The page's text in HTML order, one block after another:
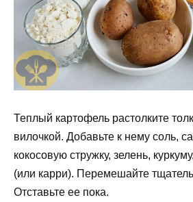
Теплый картофель растолките
вилочкой. Добавьте к нему соль,
кокосовую стружку, зелень,
(или карри). Перемешайте
Отставьте ее пока.